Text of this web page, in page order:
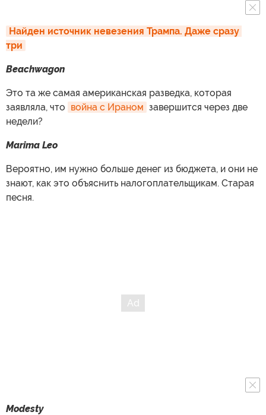
Найден источник невезения Трампа. Даже сразу
три
Beachwagon
Это та же самая американская разведка, которая
заявляла, что война с Ираном завершится через две
недели?
Marima Leo
Вероятно, им нужно больше денег из бюджета, и они не
знают, как это объяснить налогоплательщикам. Старая
песня.
Modesty